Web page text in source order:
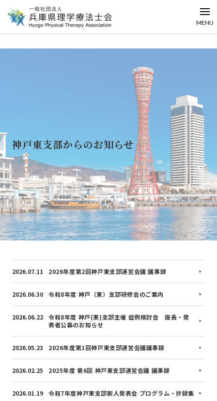
MENU
神戸東支部からのお知らせ
2026.07.11 2026年度第2回神戸東支部運営会議 議事録
2026.06.30 令和8年度 神戸（東）支部研修会のご案内
2026.06.22
令和8年度 神戸(東)支部主催 症例検討会 座長・発
表者公募のお知らせ
2026.05.23 2026年度第1回神戸東支部運営会議議事録
2026.02.25 2025年度 第6回 神戸東支部運営会議 議事録
2026.01.19 令和7年度神戸東支部新人発表会 プログラム・抄録集